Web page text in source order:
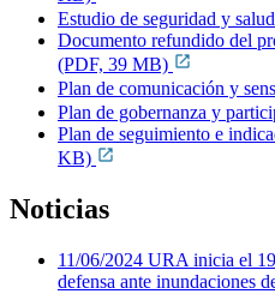
Estudio de seguridad y
Documento refundido del
(PDF, 39 MB)
Plan de comunicación y
Plan de gobernanza y
Plan de seguimiento e
KB)
Noticias
11/06/2024 URA inicia el
defensa ante inundaciones